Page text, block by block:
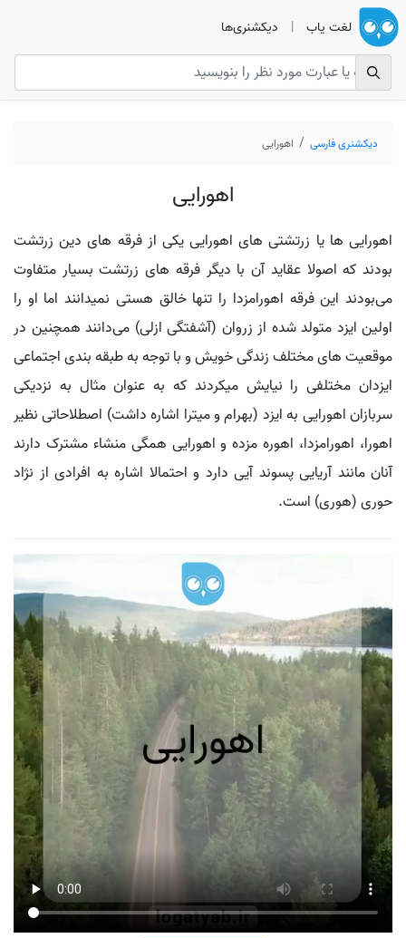
لغت یاب | دیکشنری‌ها
دیکشنری فارسی اهورایی
اهورایی
اهورایی ها یا زرتشتی‌ های اهورایی یکی از فرقه‌ های دین زرتشت
بودند که اصولا عقاید آن با دیگر فرقه‌ های زرتشت بسیار متفاوت
می‌بودند این فرقه اهورامزدا را تنها خالق هستی نمیدانند اما او را
اولین ایزد متولد شده از زروان (آشفتگی ازلی) می‌دانند همچنین در
موقعیت های مختلف زندگی خویش و با توجه به طبقه بندی اجتماعی
ایزدان مختلفی را نیایش ميکردند که به عنوان مثال به نزدیکی
سربازان اهورایی به ایزد (بهرام و میترا اشاره داشت) اصطلاحاتی نظیر
اهورا، اهورامزدا، اهوره‌ مزده و اهورایی همگی منشاء مشترک دارند‌
آنان مانند آریایی پسوند آیی دارد و احتمالا اشاره به افرادی از نژاد
حوری (هوری) است.